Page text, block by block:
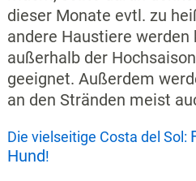
dieser Monate evtl. zu
andere Haustiere werden
außerhalb der
geeignet. Außerdem
an den Stränden meist
Die vielseitige Costa del Sol:
Hund!